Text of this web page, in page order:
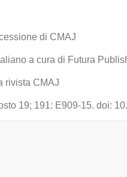
di CMAJ
a cura di Futura
rivista CMAJ
19; 191: E909-15. doi: